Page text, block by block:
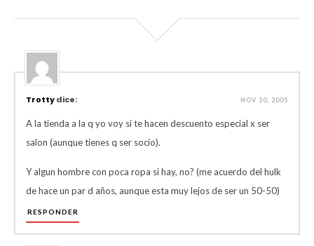
Trottydice: NOV 30, 2005
A la tienda a la q yo voy si te hacen descuento especial x ser
salon (aunque tienes q ser socio).
Y algun hombre con poca ropa si hay, no? (me acuerdo del hulk
de hace un par d años, aunque esta muy lejos de ser un 50-50)
RESPONDER